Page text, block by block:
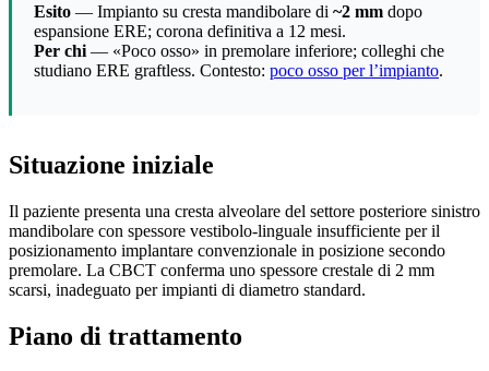
Esito — Impianto su cresta mandibolare di ~2 mm dopo
espansione ERE; corona definitiva a 12 mesi.
Per chi — «Poco osso» in premolare inferiore; colleghi che
studiano ERE graftless. Contesto: poco osso per l’impianto.
Situazione iniziale
Il paziente presenta una cresta alveolare del settore posteriore sinistro
mandibolare con spessore vestibolo-linguale insufficiente per il
posizionamento implantare convenzionale in posizione secondo
premolare. La CBCT conferma uno spessore crestale di 2 mm
scarsi, inadeguato per impianti di diametro standard.
Piano di trattamento